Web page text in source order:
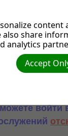
а по
войти
also share
analytics
Accept